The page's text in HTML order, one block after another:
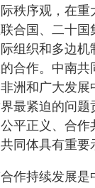
秩序观，在
合国、二十国
组织和多边机
合作。中南
洲和广大发
最紧迫的问
平正义、合
同体具有重要
作持续发展是